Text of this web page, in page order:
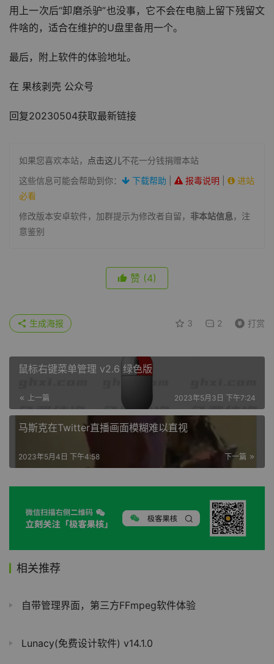
用上一次后“卸磨杀驴”也没事，它不会在电脑上留下残留文
件啥的，适合在维护的U盘里备用一个。
最后，附上软件的体验地址。
在 果核剥壳 公众号
回复20230504获取最新链接
如果您喜欢本站， 点击这儿不花一分钱捐赠本站
这些信息可能会帮助到你：
下载帮助 报毒说明
进站
必看
修改版本安卓软件，加群提示为修改者自留， 非本站信息，注
意鉴别
赞 (4)
3 2 打赏
生成海报
鼠标右键菜单管理 v2.6 绿色版
上一篇 2023年5月3日 下午7:24
马斯克在Twitter直播画面模糊难以直视
下一篇
2023年5月4日 下午4:58
相关推荐
自带管理界面，第三方FFmpeg软件体验
Lunacy(免费设计软件) v14.1.0